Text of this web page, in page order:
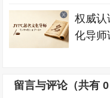
权威认
化导师
留言与评论（共有0